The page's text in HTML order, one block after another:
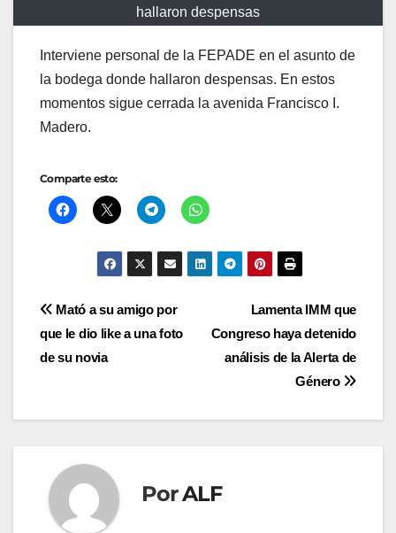
hallaron despensas
Interviene personal de la FEPADE en el asunto de
la bodega donde hallaron despensas. En estos
momentos sigue cerrada la avenida Francisco I.
Madero.
Comparte esto:
Navegación
de
Lamenta IMM que
Congreso haya detenido
análisis de la Alerta de
Género
Mató a su amigo por
que le dio like a una foto
de su novia
PorALF